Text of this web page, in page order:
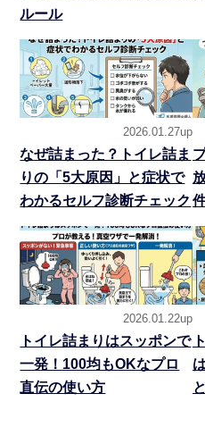
ルール
2026.01.27up
なぜ詰まった？トイレ詰ま
りの「5大原因」と症状で
わかるセルフ診断チェック
2026.01.22up
トイレ詰まりはスッポンで
一発！100均もOKなプロ
直伝の使い方